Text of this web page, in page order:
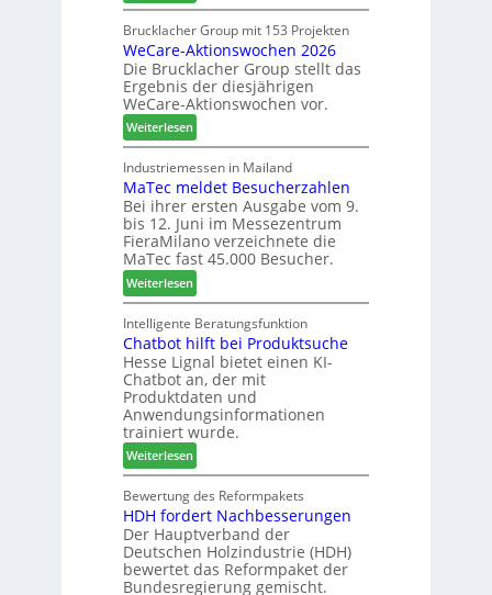
h
ä
f
t
s
f
ü
h
r
e
r
n
u
n
g
e
n
f
ü
r
P
l
a
n
t
a
g
L
a
m
e
l
l
o
-
F
r
ä
s
e
r
u
n
d
-
V
e
r
b
i
n
e
r
Brucklacher Group mit 153 Projekten
WeCare-Aktionswochen 2026
Die Brucklacher Group stellt das
Ergebnis der diesjährigen
WeCare-Aktionswochen vor.
Weiterlesen:
W
e
C
a
r
e
-
A
k
t
i
o
n
s
w
o
c
h
e
n
2
0
2
Industriemessen in Mailand
MaTec meldet Besucherzahlen
Bei ihrer ersten Ausgabe vom 9.
bis 12. Juni im Messezentrum
FieraMilano verzeichnete die
MaTec fast 45.000 Besucher.
Weiterlesen:
M
a
T
e
c
m
e
l
d
e
t
B
e
s
u
Intelligente Beratungsfunktion
Chatbot hilft bei Produktsuche
Hesse Lignal bietet einen KI-
Chatbot an, der mit
Produktdaten und
Anwendungsinformationen
trainiert wurde.
Weiterlesen:
C
h
a
t
b
o
Bewertung des Reformpakets
HDH fordert Nachbesserungen
Der Hauptverband der
Deutschen Holzindustrie (HDH)
bewertet das Reformpaket der
Bundesregierung gemischt.